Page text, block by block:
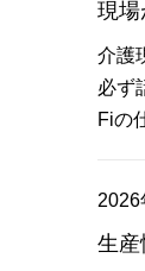
現場
介護
必ず
Fiの
2026
生産